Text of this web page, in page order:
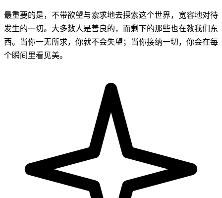
最重要的是，不带欲望与索求地去探索这个世界，宽容地对待
发生的一切。大多数人是善良的，而剩下的那些也在教我们东
西。当你一无所求，你就不会失望；当你接纳一切，你会在每
个瞬间里看见美。